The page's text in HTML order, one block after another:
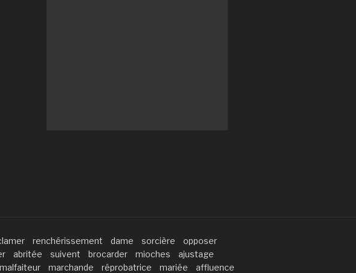
renchérissement dame sorcière
opposer
abritée suivent brocarder mioches
ajustage
malfaiteur marchande réprobatrice mariée
affluence